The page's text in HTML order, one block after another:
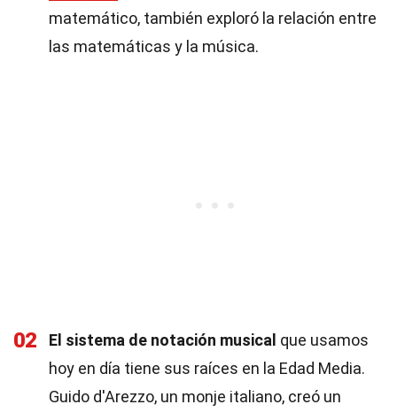
matemático, también exploró la relación entre
las matemáticas y la música.
02 El sistema de notación musical que usamos
hoy en día tiene sus raíces en la Edad Media.
Guido d'Arezzo, un monje italiano, creó un